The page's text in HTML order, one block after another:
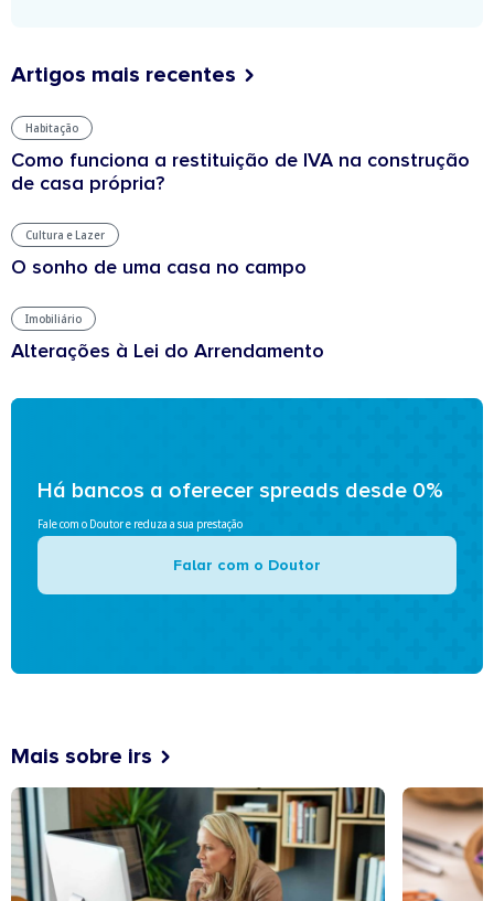
Artigos mais recentes
Habitação
Como funciona a restituição de IVA na construção
de casa própria?
Cultura e Lazer
O sonho de uma casa no campo
Imobiliário
Alterações à Lei do Arrendamento
Há bancos a oferecer spreads desde 0%
Fale com o Doutor e reduza a sua prestação
Falar com o Doutor
Mais sobre irs